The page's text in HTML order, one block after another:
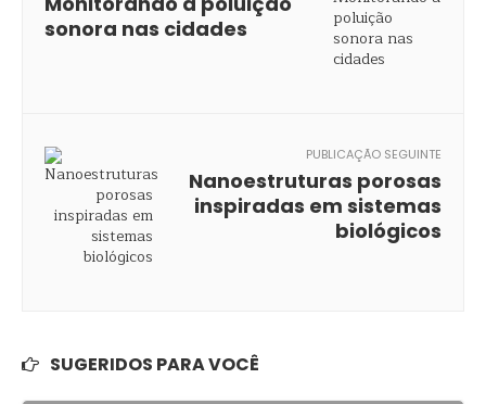
sonora nas cidades
PUBLICAÇÃO SEGUINTE
Nanoestruturas porosas
inspiradas em sistemas
biológicos
SUGERIDOS PARA VOCÊ